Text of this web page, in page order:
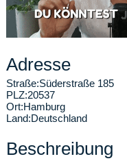
Adresse
Straße:Süderstraße 185
PLZ:20537
Ort:Hamburg
Land:Deutschland
Beschreibung